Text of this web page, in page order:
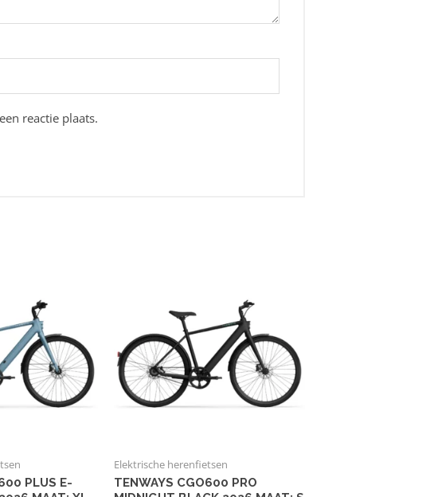
reactie plaats.
PLUS E-
Elektrische herenfietsen
TENWAYS CGO600 PRO